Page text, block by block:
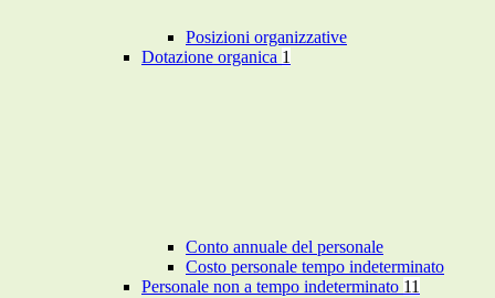
Posizioni organizzative
Dotazione organica 1
Conto annuale del personale
Costo personale tempo indeterminato
Personale non a tempo indeterminato 11